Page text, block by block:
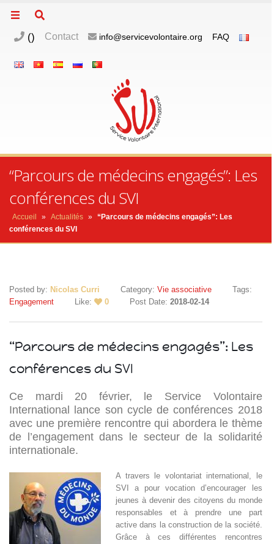
() Contact info@servicevolontaire.org FAQ
“Parcours de médecins engagés”: Les
conférences du SVI
Accueil » Actualités » “Parcours de médecins engagés”: Les
conférences du SVI
Posted by: Nicolas Curri Category: Vie associative
Tags:
Engagement
Like: 0 Post Date: 2018-02-14
“Parcours de médecins engagés”: Les
conférences du SVI
Ce mardi 20 février, le Service Volontaire
International lance son cycle de conférences 2018
avec une première rencontre qui abordera le thème
de l’engagement dans le secteur de la solidarité
internationale.
A travers le volontariat international, le
SVI a pour vocation d’encourager les
jeunes à devenir des citoyens du monde
responsables et à prendre une part
active dans la construction de la société.
Grâce à ces différentes rencontres
Islande
Russie
Pérou
Chine
Espagne
Brésil
VietNam
Mexique
Groupe
SVE